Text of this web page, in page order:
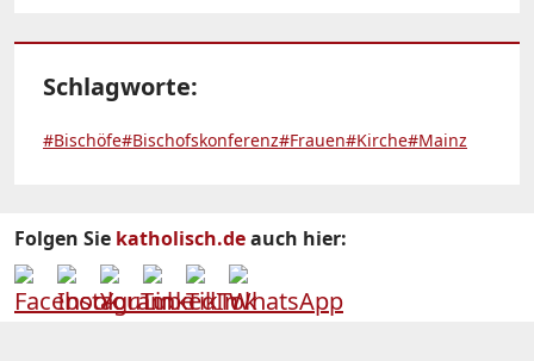
Schlagworte:
#Bischöfe#Bischofskonferenz#Frauen#Kirche#Mainz
Folgen Sie katholisch.deauch hier: